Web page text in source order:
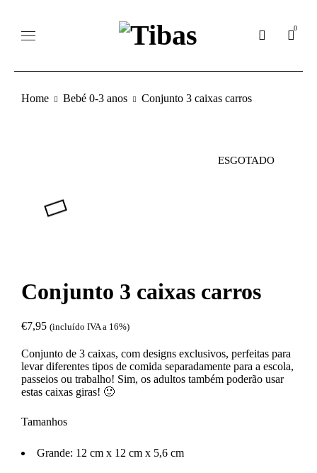
0
Home Bebé 0-3 anos Conjunto 3 caixas carros
ESGOTADO
Conjunto 3 caixas carros
€7,95 (incluído IVA a 16%)
Conjunto de 3 caixas, com designs exclusivos, perfeitas para
levar diferentes tipos de comida separadamente para a escola,
passeios ou trabalho! Sim, os adultos também poderão usar
estas caixas giras! 🙂
Tamanhos
Grande: 12 cm x 12 cm x 5,6 cm